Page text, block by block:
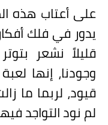
على أعتاب هذه
يدور في فلك
قليلاً نشعر
وجودنا، إنها
قيود، لربما ما
لم نود التواجد